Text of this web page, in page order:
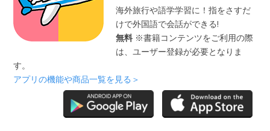
海外旅行や語学学習に！指をさすだ
けで外国語で会話ができる!
無料※書籍コンテンツをご利用の際
は、ユーザー登録が必要となりま
す。
アプリの機能や商品一覧を見る＞